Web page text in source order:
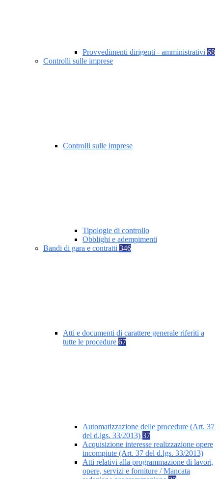
Provvedimenti dirigenti - amministrativi 68
Controlli sulle imprese
Controlli sulle imprese
Tipologie di controllo
Obblighi e adempimenti
Bandi di gara e contratti 346
Atti e documenti di carattere generale riferiti a
tutte le procedure 67
Automatizzazione delle procedure (Art. 37
del d.lgs. 33/2013) 37
Acquisizione interesse realizzazione opere
incompiute (Art. 37 del d.lgs. 33/2013)
Atti relativi alla programmazione di lavori,
opere, servizi e forniture / Mancata